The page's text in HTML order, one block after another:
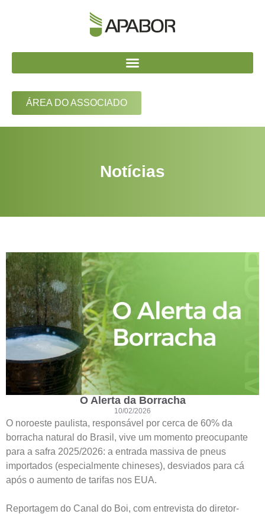
ÁREA DO ASSOCIADO
Notícias
O Alerta da Borracha
10/02/2026
O noroeste paulista, responsável por cerca de 60% da
borracha natural do Brasil, vive um momento preocupante
para a safra 2025/2026: a entrada massiva de pneus
importados (especialmente chineses), desviados para cá
após o aumento de tarifas nos EUA.
Reportagem do Canal do Boi, com entrevista do diretor-